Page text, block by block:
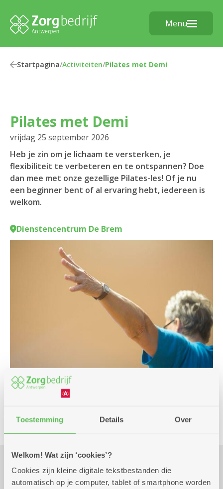
Toestemming Details Over
Welkom! Wat zijn ‘cookies’?
Cookies zijn kleine digitale tekstbestanden die
automatisch op je computer, tablet of smartphone worden
Menu
Startpagina/Activiteiten/Pilates met Demi
Pilates met Demi
vrijdag 25 september 2026
Heb je zin om je lichaam te versterken, je
flexibiliteit te verbeteren en te ontspannen? Doe
dan mee met onze gezellige Pilates-les! Of je nu
een beginner bent of al ervaring hebt, iedereen is
welkom.
Dienstencentrum De Brem
Praktisch